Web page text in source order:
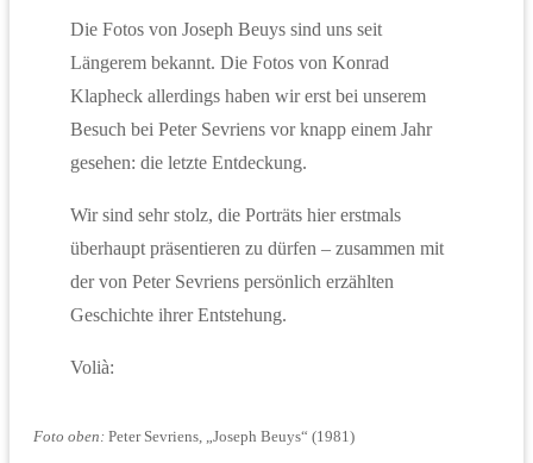
Die Fotos von Joseph Beuys sind uns seit
Längerem bekannt. Die Fotos von Konrad
Klapheck allerdings haben wir erst bei unserem
Besuch bei Peter Sevriens vor knapp einem Jahr
gesehen: die letzte Entdeckung.
Wir sind sehr stolz, die Porträts hier erstmals
überhaupt präsentieren zu dürfen – zusammen mit
der von Peter Sevriens persönlich erzählten
Geschichte ihrer Entstehung.
Volià:
Foto oben: Peter Sevriens, „Joseph Beuys“ (1981)